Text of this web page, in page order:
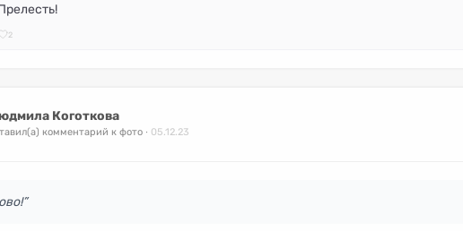
2
Коготкова
комментарий к фото 05.12.23